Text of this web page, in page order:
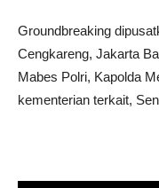
Groundbreaking
Cengkareng, Jakarta
Mabes Polri, Kapolda
kementerian terkait,